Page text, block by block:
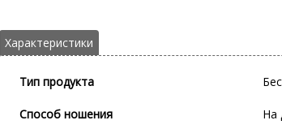
Тип продукта
Способ ношения На